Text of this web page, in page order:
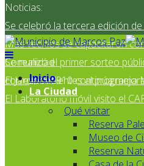
Noticias:
Se celebró la tercera edición
Más vecinos se capacitaron
Comunidad
Se realizó el primer sorteo
correspondientes al programa
El Jardín N° 910 continúa
El Laboratorio móvil visito el
Inicio
La Ciudad
Qué visitar
Reserva
Museo de
Reserva